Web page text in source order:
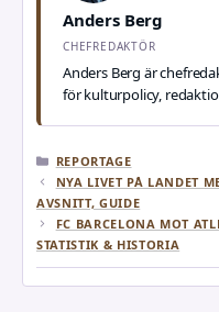
Anders Berg
CHEFREDAKTÖR
Anders Berg är
för kulturpolicy,
KATEGORIER
REPORTAGE
NYA LIVET PÅ LANDET
AVSNITT, GUIDE
FC BARCELONA MOT
STATISTIK & HISTORIA